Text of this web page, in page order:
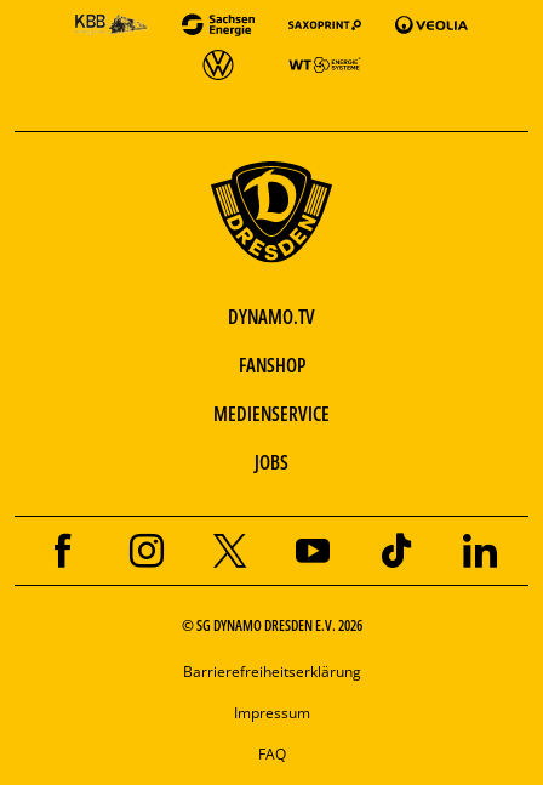
DYNAMO.TV
FANSHOP
MEDIENSERVICE
JOBS
© SG DYNAMO DRESDEN E.V. 2026
Barrierefreiheitserklärung
Impressum
FAQ